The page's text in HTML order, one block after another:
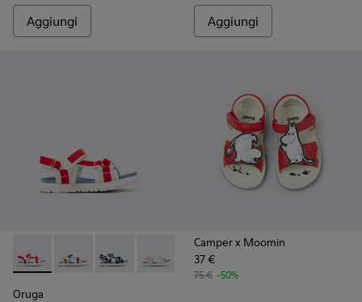
Aggiungi Aggiungi
Oruga - K800686-004 - Sandali in tessuto e pelle bianchi e
Oruga - K800686-003 - Sandali in tessuto
Oruga - K800686-002
Oruga - K800686-001
Oruga
Camper x Moomin
37 €
75 € -50%